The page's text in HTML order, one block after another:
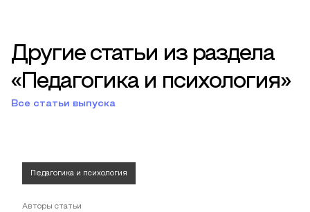
Другие статьи из раздела
«Педагогика и психология»
Все статьи выпуска
Педагогика и психология
Авторы статьи